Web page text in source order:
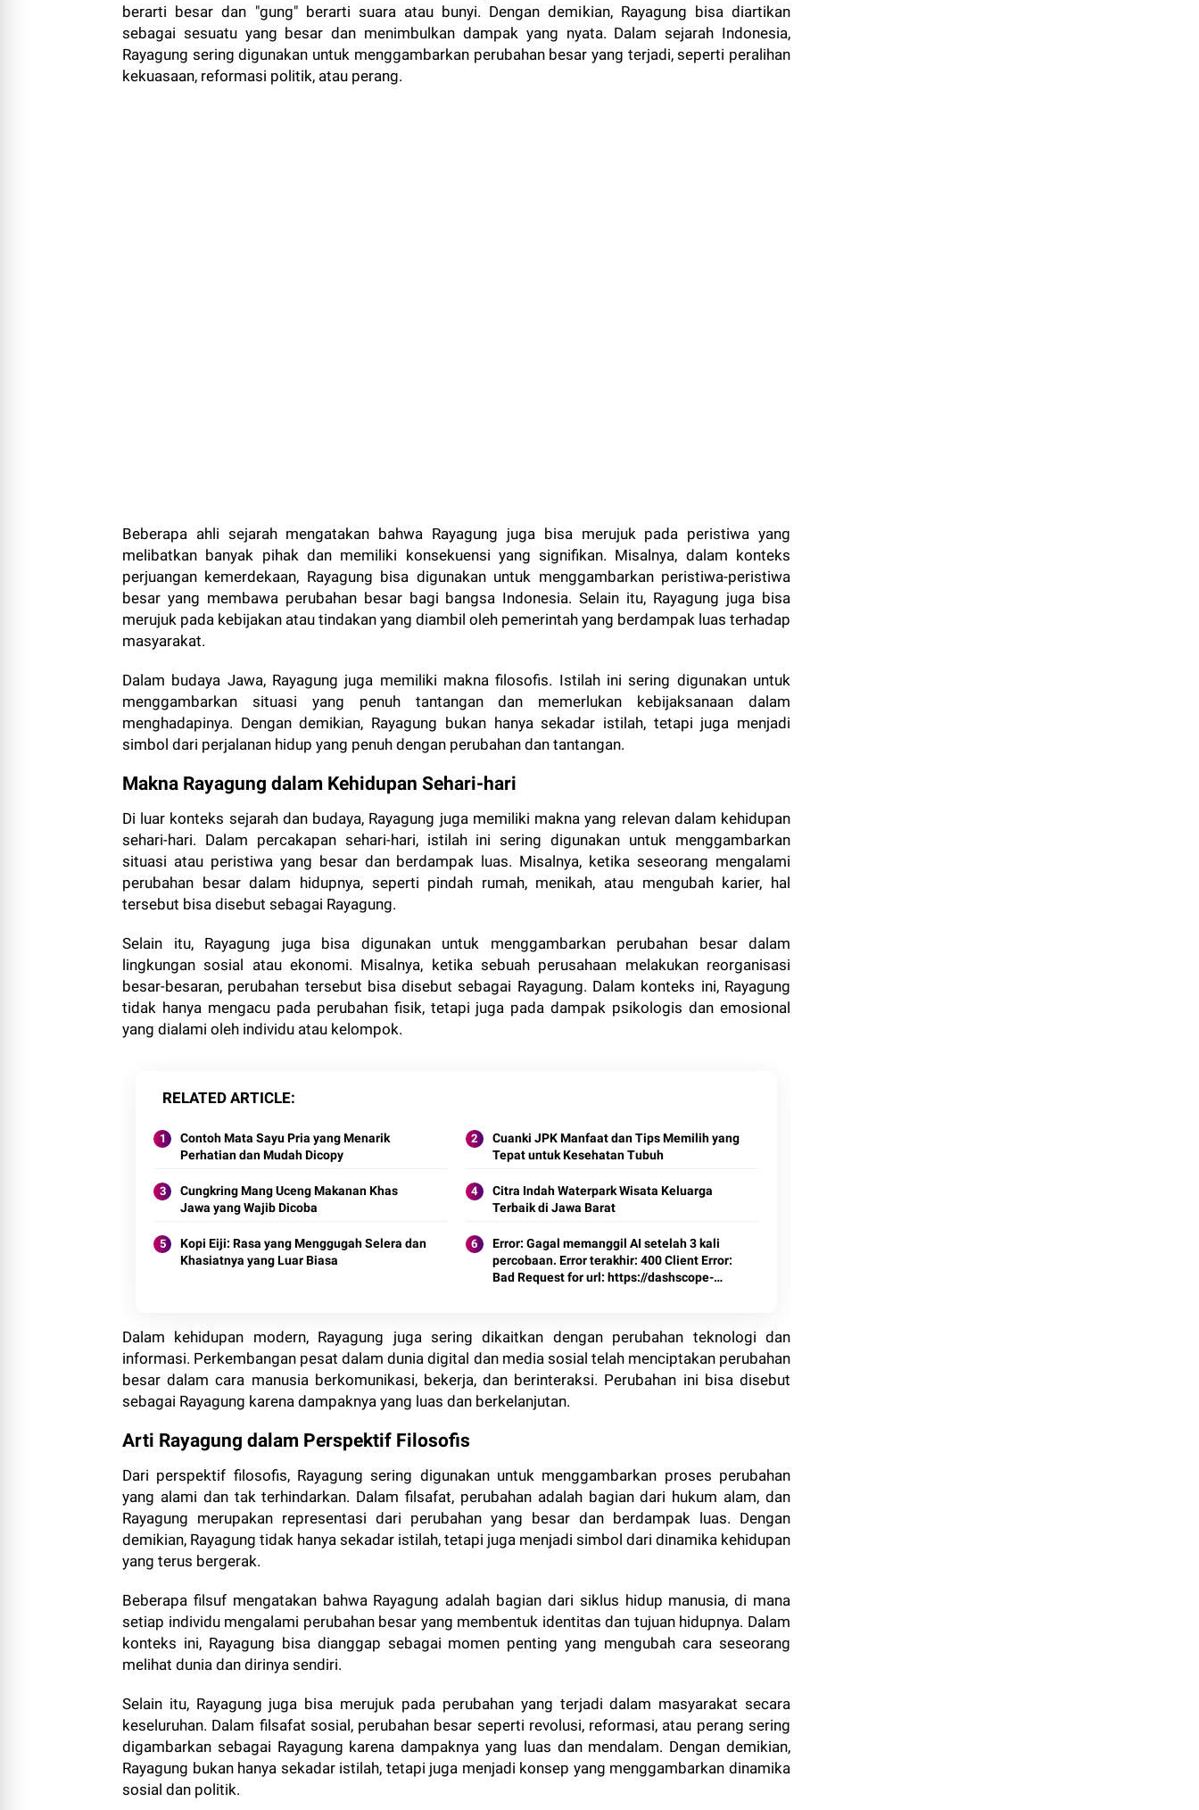
berarti besar dan "gung" berarti suara atau bunyi. Dengan demikian, Rayagung bisa diartikan
sebagai sesuatu yang besar dan menimbulkan dampak yang nyata. Dalam sejarah Indonesia,
Rayagung sering digunakan untuk menggambarkan perubahan besar yang terjadi, seperti peralihan
kekuasaan, reformasi politik, atau perang.
Beberapa ahli sejarah mengatakan bahwa Rayagung juga bisa merujuk pada peristiwa yang
melibatkan banyak pihak dan memiliki konsekuensi yang signifikan. Misalnya, dalam konteks
perjuangan kemerdekaan, Rayagung bisa digunakan untuk menggambarkan peristiwa-peristiwa
besar yang membawa perubahan besar bagi bangsa Indonesia. Selain itu, Rayagung juga bisa
merujuk pada kebijakan atau tindakan yang diambil oleh pemerintah yang berdampak luas terhadap
masyarakat.
Dalam budaya Jawa, Rayagung juga memiliki makna filosofis. Istilah ini sering digunakan untuk
menggambarkan situasi yang penuh tantangan dan memerlukan kebijaksanaan dalam
menghadapinya. Dengan demikian, Rayagung bukan hanya sekadar istilah, tetapi juga menjadi
simbol dari perjalanan hidup yang penuh dengan perubahan dan tantangan.
Makna Rayagung dalam Kehidupan Sehari-hari
Di luar konteks sejarah dan budaya, Rayagung juga memiliki makna yang relevan dalam kehidupan
sehari-hari. Dalam percakapan sehari-hari, istilah ini sering digunakan untuk menggambarkan
situasi atau peristiwa yang besar dan berdampak luas. Misalnya, ketika seseorang mengalami
perubahan besar dalam hidupnya, seperti pindah rumah, menikah, atau mengubah karier, hal
tersebut bisa disebut sebagai Rayagung.
Selain itu, Rayagung juga bisa digunakan untuk menggambarkan perubahan besar dalam
lingkungan sosial atau ekonomi. Misalnya, ketika sebuah perusahaan melakukan reorganisasi
besar-besaran, perubahan tersebut bisa disebut sebagai Rayagung. Dalam konteks ini, Rayagung
tidak hanya mengacu pada perubahan fisik, tetapi juga pada dampak psikologis dan emosional
yang dialami oleh individu atau kelompok.
RELATED ARTICLE
Contoh Mata Sayu Pria yang Menarik
Perhatian dan Mudah Dicopy
Cuanki JPK Manfaat dan Tips Memilih yang
Tepat untuk Kesehatan Tubuh
Cungkring Mang Uceng Makanan Khas
Jawa yang Wajib Dicoba
Citra Indah Waterpark Wisata Keluarga
Terbaik di Jawa Barat
Kopi Eiji: Rasa yang Menggugah Selera dan
Khasiatnya yang Luar Biasa
Error: Gagal memanggil AI setelah 3 kali
percobaan. Error terakhir: 400 Client Error:
Bad Request for url: https://dashscope-
Dalam kehidupan modern, Rayagung juga sering dikaitkan dengan perubahan teknologi dan
informasi. Perkembangan pesat dalam dunia digital dan media sosial telah menciptakan perubahan
besar dalam cara manusia berkomunikasi, bekerja, dan berinteraksi. Perubahan ini bisa disebut
sebagai Rayagung karena dampaknya yang luas dan berkelanjutan.
Arti Rayagung dalam Perspektif Filosofis
Dari perspektif filosofis, Rayagung sering digunakan untuk menggambarkan proses perubahan
yang alami dan tak terhindarkan. Dalam filsafat, perubahan adalah bagian dari hukum alam, dan
Rayagung merupakan representasi dari perubahan yang besar dan berdampak luas. Dengan
demikian, Rayagung tidak hanya sekadar istilah, tetapi juga menjadi simbol dari dinamika kehidupan
yang terus bergerak.
Beberapa filsuf mengatakan bahwa Rayagung adalah bagian dari siklus hidup manusia, di mana
setiap individu mengalami perubahan besar yang membentuk identitas dan tujuan hidupnya. Dalam
konteks ini, Rayagung bisa dianggap sebagai momen penting yang mengubah cara seseorang
melihat dunia dan dirinya sendiri.
Selain itu, Rayagung juga bisa merujuk pada perubahan yang terjadi dalam masyarakat secara
keseluruhan. Dalam filsafat sosial, perubahan besar seperti revolusi, reformasi, atau perang sering
digambarkan sebagai Rayagung karena dampaknya yang luas dan mendalam. Dengan demikian,
Rayagung bukan hanya sekadar istilah, tetapi juga menjadi konsep yang menggambarkan dinamika
sosial dan politik.